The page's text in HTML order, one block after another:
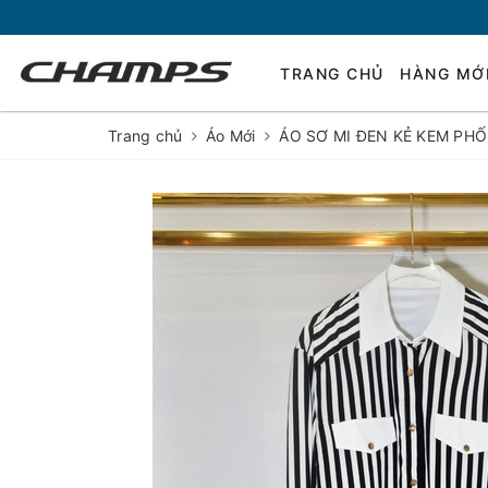
TRANG CHỦ HÀNG
Trang chủ Áo Mới ÁO SƠ MI ĐEN KẺ KEM